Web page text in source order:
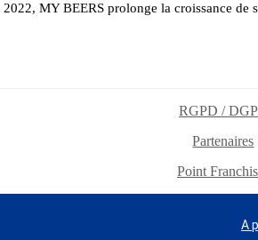
MY BEERS prolonge la croissance de
RGPD /
Partenaires
Point
A